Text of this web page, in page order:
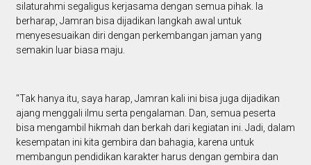
silaturahmi segaligus kerjasama dengan semua pihak. Ia
berharap, Jamran bisa dijadikan langkah awal untuk
menyesesuaikan diri dengan perkembangan jaman yang
semakin luar biasa maju.
"Tak hanya itu, saya harap, Jamran kali ini bisa juga dijadikan
ajang menggali ilmu serta pengalaman. Dan, semua peserta
bisa mengambil hikmah dan berkah dari kegiatan ini. Jadi, dalam
kesempatan ini kita gembira dan bahagia, karena untuk
membangun pendidikan karakter harus dengan gembira dan